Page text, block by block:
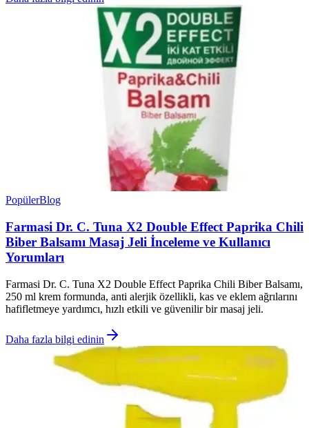
PopülerBlog
Farmasi Dr. C. Tuna X2 Double Effect Paprika Chili
Biber Balsamı Masaj Jeli İnceleme ve Kullanıcı
Yorumları
Farmasi Dr. C. Tuna X2 Double Effect Paprika Chili Biber Balsamı,
250 ml krem formunda, anti alerjik özellikli, kas ve eklem ağrılarını
hafifletmeye yardımcı, hızlı etkili ve güvenilir bir masaj jeli.
Daha fazla bilgi edinin